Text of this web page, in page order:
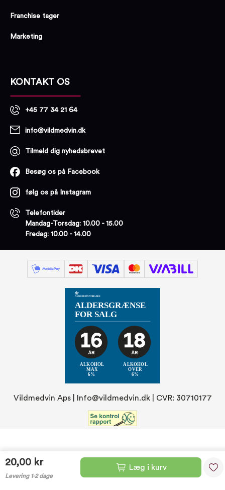
20,00 kr
Levering 1-2 dage
Læg i kurv
Franchise tager
Marketing
KONTAKT OS
+45 77 34 21 64
info@vildmedvin.dk
Tilmeld dig nyhedsbrevet
Besøg os på Facebook
følg os på Instagram
Telefontider
Mandag-Torsdag: 10.00 - 15.00
Fredag: 10.00 - 14.00
Vildmedvin Aps | Info@vildmedvin.dk| CVR: 30710177